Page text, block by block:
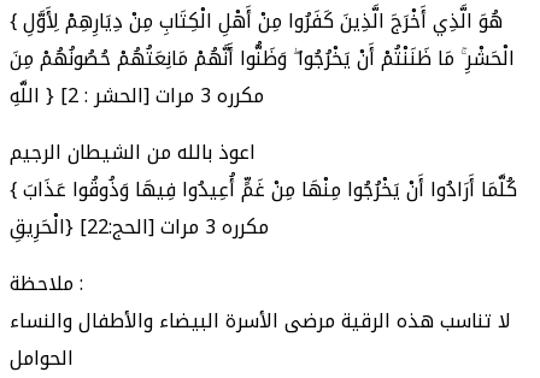
{ هُوَ الَّذِي أَخْرَجَ الَّذِينَ كَفَرُوا مِنْ أَهْلِ الْكِتَابِ مِنْ دِيَارِهِمْ لِأَوَّلِ
الْحَشْرِ ۚ مَا ظَنَنْتُمْ أَنْ يَخْرُجُوا ۖ وَظَنُّوا أَنَّهُمْ مَانِعَتُهُمْ حُصُونُهُمْ مِنَ
اللَّهِ } [الحشر : 2] مكرره 3 مرات
{ كُلَّمَا أَرَادُوا أَنْ يَخْرُجُوا مِنْهَا مِنْ غَمٍّ أُعِيدُوا فِيهَا وَذُوقُوا عَذَابَ
الْحَرِيقِ} [الحج:22] مكرره 3 مرات
ملاحظة :
لا تناسب هذه الرقية مرضى الأسرة البيضاء والأطفال والنساء
الحوامل